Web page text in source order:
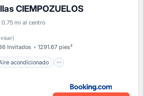
CIEMPOZUELOS
0.75 mi al centro
)
Invitados 1291.67 pies²
acondicionado
Aire acondicionado
Apto para niños